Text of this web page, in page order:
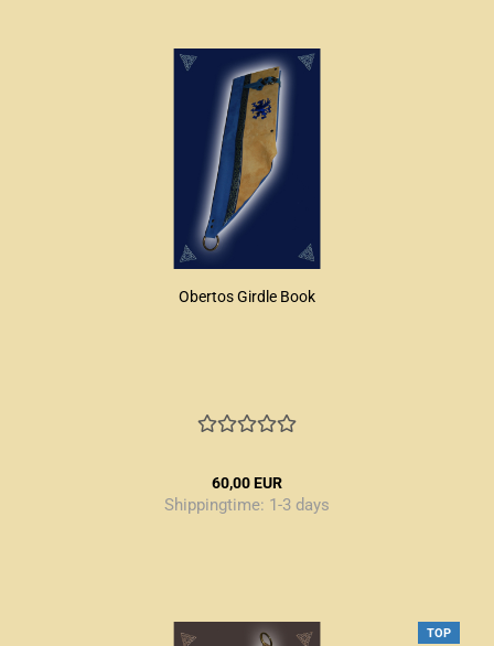
Obertos Girdle Book
60,00 EUR
Shippingtime: 1-3 days
TOP